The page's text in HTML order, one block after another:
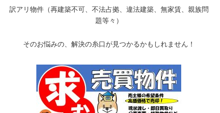
訳アリ物件（再建築不可、不法占拠、違法建築、無家賃、親族問
題等々）
そのお悩みの、解決の糸口が見つかるかもしれません！